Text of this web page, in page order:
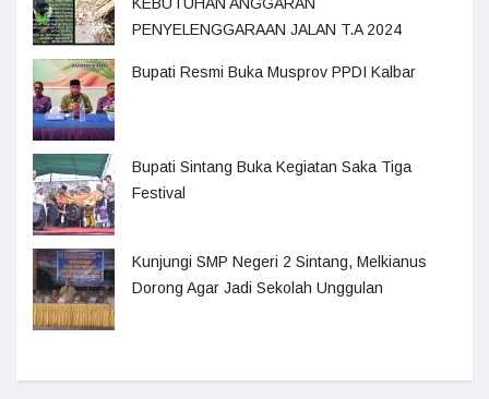
PENYELENGGARAAN JALAN T.A 2024
Bupati Resmi Buka Musprov PPDI Kalbar
Bupati Sintang Buka Kegiatan Saka Tiga
Festival
Kunjungi SMP Negeri 2 Sintang, Melkianus
Dorong Agar Jadi Sekolah Unggulan